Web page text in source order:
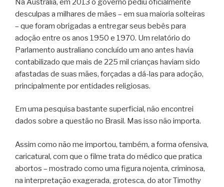
desculpas a milhares de mães – em sua maioria solteiras
– que foram obrigadas a entregar seus bebês para
adoção entre os anos 1950 e 1970. Um relatório do
Parlamento australiano concluído um ano antes havia
contabilizado que mais de 225 mil crianças haviam sido
afastadas de suas mães, forçadas a dá-las para adoção,
principalmente por entidades religiosas.
Em uma pesquisa bastante superficial, não encontrei
dados sobre a questão no Brasil. Mas isso não importa.
Assim como não me importou, também, a forma ofensiva,
caricatural, com que o filme trata do médico que pratica
abortos – mostrado como uma figura nojenta, criminosa,
na interpretação exagerada, grotesca, do ator Timothy